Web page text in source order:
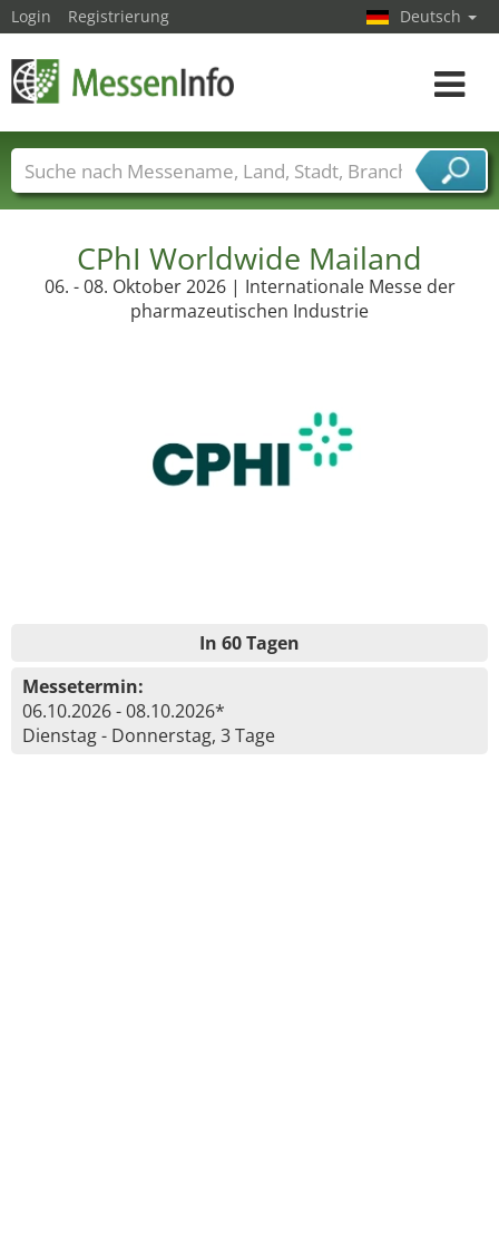
CPhI Worldwide Mailand
06. - 08. Oktober 2026 | Internationale Messe der
pharmazeutischen Industrie
In 60 Tagen
Messetermin:
06.10.2026 - 08.10.2026*
Dienstag - Donnerstag, 3 Tage
Login Registrierung Deutsch
Toggle
Messenamen Länder Städte
Branchen